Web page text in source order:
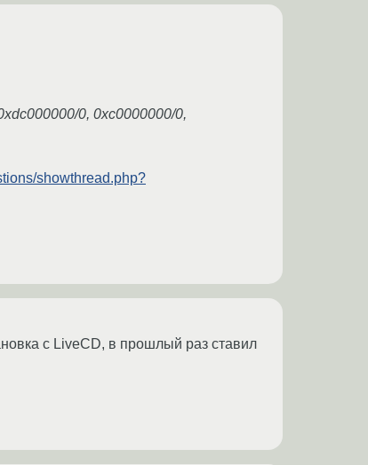
0, 0xc0000000/0,
showthread.php?
с LiveCD, в прошлый раз ставил